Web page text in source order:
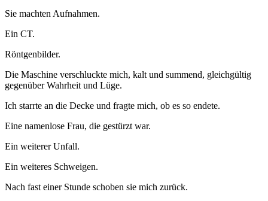
Sie machten Aufnahmen.
Ein CT.
Röntgenbilder.
Die Maschine verschluckte mich, kalt und summend, gleichgültig
gegenüber Wahrheit und Lüge.
Ich starrte an die Decke und fragte mich, ob es so endete.
Eine namenlose Frau, die gestürzt war.
Ein weiterer Unfall.
Ein weiteres Schweigen.
Nach fast einer Stunde schoben sie mich zurück.